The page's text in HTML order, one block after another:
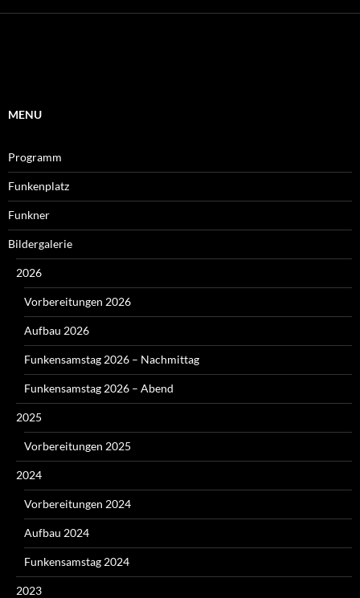
MENU
Programm
Funkenplatz
Funkner
Bildergalerie
2026
Vorbereitungen 2026
Aufbau 2026
Funkensamstag 2026 – Nachmittag
Funkensamstag 2026 – Abend
2025
Vorbereitungen 2025
2024
Vorbereitungen 2024
Aufbau 2024
Funkensamstag 2024
2023